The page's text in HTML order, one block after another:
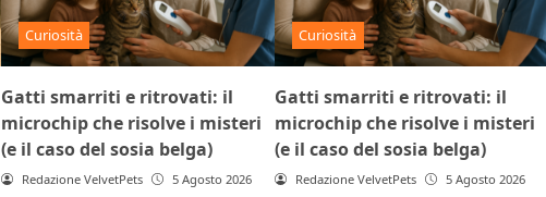
Curiosità
Gatti smarriti e ritrovati: il
microchip che risolve i misteri
(e il caso del sosia belga)
Redazione VelvetPets 5 Agosto 2026
Curiosità
Gatti smarriti e ritrovati: il
microchip che risolve i misteri
(e il caso del sosia belga)
Redazione VelvetPets 5 Agosto 2026